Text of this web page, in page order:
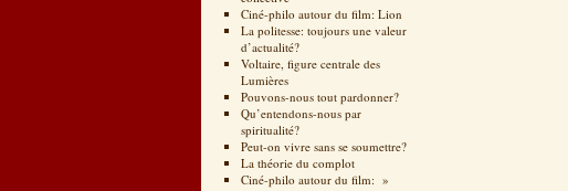
Ciné-philo autour du film: Lion
La politesse: toujours une valeur
d’actualité?
Voltaire, figure centrale des
Lumières
Pouvons-nous tout pardonner?
Qu’entendons-nous par
spiritualité?
Peut-on vivre sans se soumettre?
La théorie du complot
Ciné-philo autour du film: »